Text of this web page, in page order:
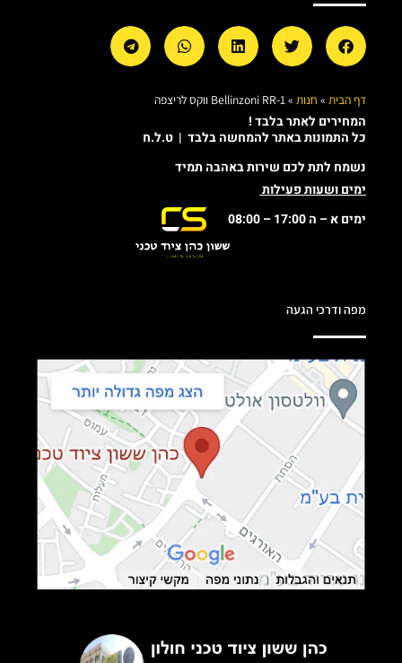
דף הבית » חנות »Bellinzoni RR-1 ווקס לריצפה
המחירים לאתר בלבד !
כל התמונות באתר להמחשה בלבד | ט.ל.ח
נשמח לתת לכם שירות באהבה תמיד
ימים ושעות פעילות
ימים א – ה 17:00 – 08:00
מפה ודרכי הגעה